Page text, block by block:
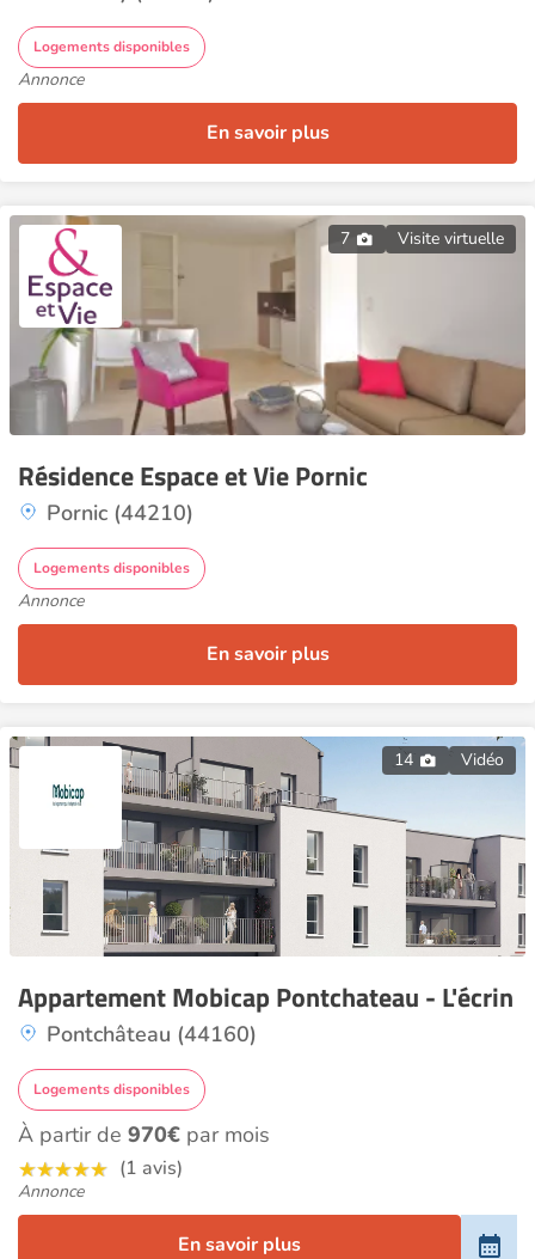
Logements disponibles
Annonce
En savoir plus
7 Visite virtuelle
Résidence Espace et Vie Pornic
Pornic (44210)
Logements disponibles
Annonce
En savoir plus
14 Vidéo
Appartement Mobicap Pontchateau - L'écrin
Pontchâteau (44160)
Logements disponibles
À partir de 970€ par mois
(1 avis)
Annonce
En savoir plus